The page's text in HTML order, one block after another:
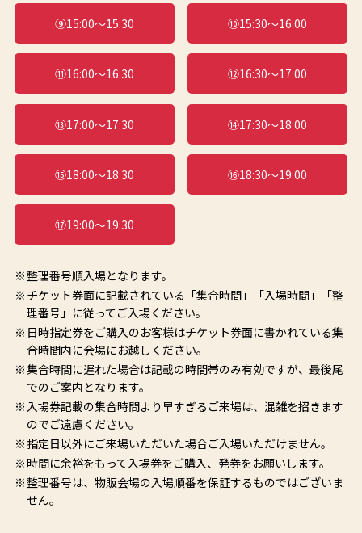
⑨15:00～15:30 ⑩15:30～16:00
⑪16:00～16:30 ⑫16:30～17:00
⑬17:00～17:30 ⑭17:30～18:00
⑮18:00～18:30 ⑯18:30～19:00
⑰19:00～19:30
整理番号順入場となります。
チケット券面に記載されている「集合時間」「入場時間」「整
理番号」に従ってご入場ください。
日時指定券をご購入のお客様はチケット券面に書かれている集
合時間内に会場にお越しください。
集合時間に遅れた場合は記載の時間帯のみ有効ですが、最後尾
でのご案内となります。
入場券記載の集合時間より早すぎるご来場は、混雑を招きます
のでご遠慮ください。
指定日以外にご来場いただいた場合ご入場いただけません。
時間に余裕をもって入場券をご購入、発券をお願いします。
整理番号は、物販会場の入場順番を保証するものではございま
せん。